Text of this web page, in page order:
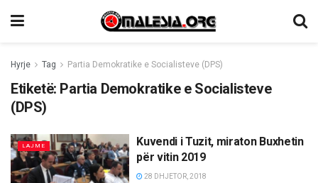
Hyrje Tag Partia Demokratike e Socialisteve (DPS)
Etiketë: Partia Demokratike e Socialisteve
(DPS)
LAJME
Kuvendi i Tuzit, miraton Buxhetin
për vitin 2019
28 DHJETOR, 2018